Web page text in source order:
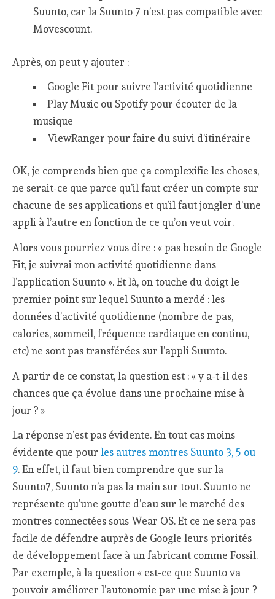
Suunto, car la Suunto 7 n’est pas compatible avec
Movescount.
Après, on peut y ajouter :
Google Fit pour suivre l’activité quotidienne
Play Music ou Spotify pour écouter de la
musique
ViewRanger pour faire du suivi d’itinéraire
OK, je comprends bien que ça complexifie les choses,
ne serait-ce que parce qu’il faut créer un compte sur
chacune de ses applications et qu’il faut jongler d’une
appli à l’autre en fonction de ce qu’on veut voir.
Alors vous pourriez vous dire : « pas besoin de Google
Fit, je suivrai mon activité quotidienne dans
l’application Suunto ». Et là, on touche du doigt le
premier point sur lequel Suunto a merdé : les
données d’activité quotidienne (nombre de pas,
calories, sommeil, fréquence cardiaque en continu,
etc) ne sont pas transférées sur l’appli Suunto.
A partir de ce constat, la question est : « y a-t-il des
chances que ça évolue dans une prochaine mise à
jour ? »
La réponse n’est pas évidente. En tout cas moins
évidente que pourles autres montres Suunto 3, 5 ou
9. En effet, il faut bien comprendre que sur la
Suunto7, Suunto n’a pas la main sur tout. Suunto ne
représente qu’une goutte d’eau sur le marché des
montres connectées sous Wear OS. Et ce ne sera pas
facile de défendre auprès de Google leurs priorités
de développement face à un fabricant comme Fossil.
Par exemple, à la question « est-ce que Suunto va
pouvoir améliorer l’autonomie par une mise à jour ?